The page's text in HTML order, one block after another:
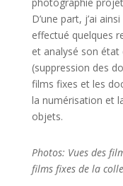
D’une part, j’ai
effectué quelques
et analysé son état
(suppression des
films fixes et les
la numérisation et
objets.
Photos: Vues des
films fixes de la